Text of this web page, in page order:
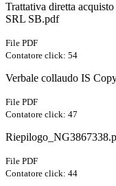
Trattativa diretta
SRL SB.pdf
File PDF
Contatore click: 54
Verbale collaudo IS
File PDF
Contatore click: 47
File PDF
Contatore click: 44